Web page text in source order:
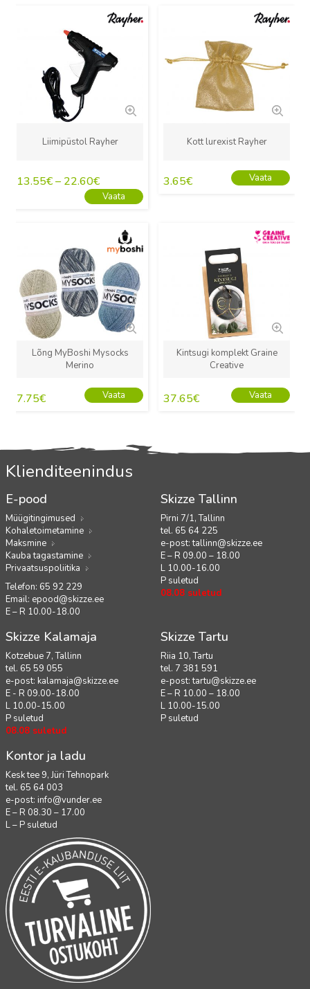
Liimipüstol Rayher
13.55€– 22.60€
Vaata
Kott lurexist Rayher
3.65€ Vaata
Lõng MyBoshi Mysocks
Merino
7.75€ Vaata
Kintsugi komplekt Graine
Creative
37.65€ Vaata
Klienditeenindus
E-pood
Müügitingimused
Kohaletoimetamine
Maksmine
Kauba tagastamine
Privaatsuspoliitika
Telefon: 65 92 229
Email: epood@skizze.ee
E – R 10.00-18.00
Skizze Tallinn
Pirni 7/1, Tallinn
tel. 65 64 225
e-post:tallinn@skizze.ee
E – R 09.00 – 18.00
L 10.00-16.00
P suletud
08.08 suletud
Skizze Kalamaja
Kotzebue 7, Tallinn
tel. 65 59 055
e-post: kalamaja@skizze.ee
E - R 09.00-18.00
L 10.00-15.00
P suletud
08.08 suletud
Skizze Tartu
Riia 10, Tartu
tel. 7 381 591
e-post:tartu@skizze.ee
E – R 10.00 – 18.00
L 10.00-15.00
P suletud
Kontor ja ladu
Kesk tee 9, Jüri Tehnopark
tel. 65 64 003
e-post: info@vunder.ee
E – R 08.30 – 17.00
L – P suletud